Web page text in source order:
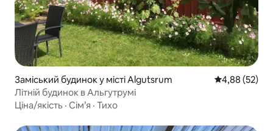
Заміський будинок у місті Algutsrum Середня
4,88 (52)
Літній будинок в Альгутрумі
Ціна/якість · Сім’я · Тихо